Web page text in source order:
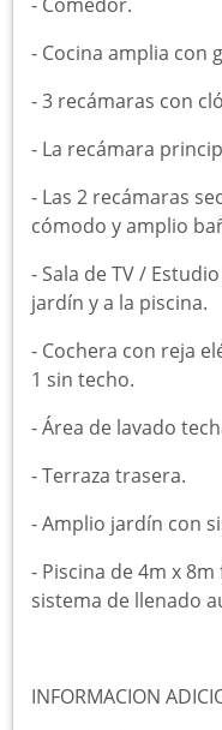
-︎ Cocina amplia con
-︎ 3 recámaras con
-︎ La recámara
-︎ Las 2 recámaras
cómodo y amplio
-︎ Sala de TV /
jardín y a la piscina.
-︎ Cochera con reja
1 sin techo.
-︎ Área de lavado
-︎ Terraza trasera.
-︎ Amplio jardín con
-︎ Piscina de 4m x
sistema de llenado
INFORMACION